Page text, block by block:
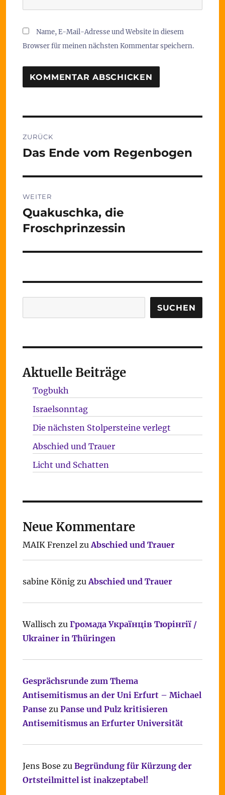
Name, E-Mail-Adresse und Website in diesem
Browser für meinen nächsten Kommentar speichern.
ZURÜCK
Vorheriger
Das Ende vom Regenbogen
WEITER
Nächster
Beitrag:
Quakuschka, die
Froschprinzessin
SUCHEN
Aktuelle Beiträge
Togbukh
Israelsonntag
Die nächsten Stolpersteine verlegt
Abschied und Trauer
Licht und Schatten
Neue Kommentare
MAIK FrenzelzuAbschied und Trauer
sabine KönigzuAbschied und Trauer
Wallisch zu Громада Українців Тюрінгії /
Ukrainer in Thüringen
Gesprächsrunde zum Thema
Antisemitismus an der Uni Erfurt – Michael
Pansezu Panse und Pulz kritisieren
Antisemitismus an Erfurter Universität
Jens Bose zu Begründung für Kürzung der
Ortsteilmittel ist inakzeptabel!